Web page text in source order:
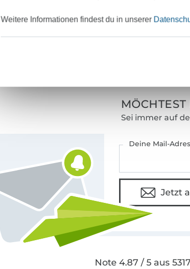
Sei immer auf
Deine Mail-
Jetzt
Note 4.87 / 5 aus
Weitere Informationen findest du in unserer